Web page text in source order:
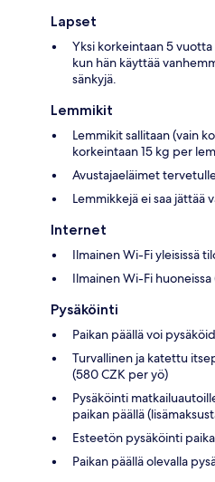
Lapset
Yksi korkeintaan 5
kun hän käyttää
sänkyjä.
Lemmikit
Lemmikit sallitaan (vain
korkeintaan 15 kg per
Avustajaeläimet
Lemmikkejä ei saa jättää
Internet
Ilmainen Wi-Fi yleisissä
Ilmainen Wi-Fi
Pysäköinti
Paikan päällä voi
Turvallinen ja katettu
(580 CZK per yö)
Pysäköinti
paikan päällä
Esteetön pysäköinti
Paikan päällä olevalla